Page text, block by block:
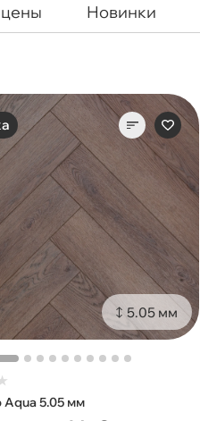
Новинки
5.05 мм
Aqua 5.05 мм